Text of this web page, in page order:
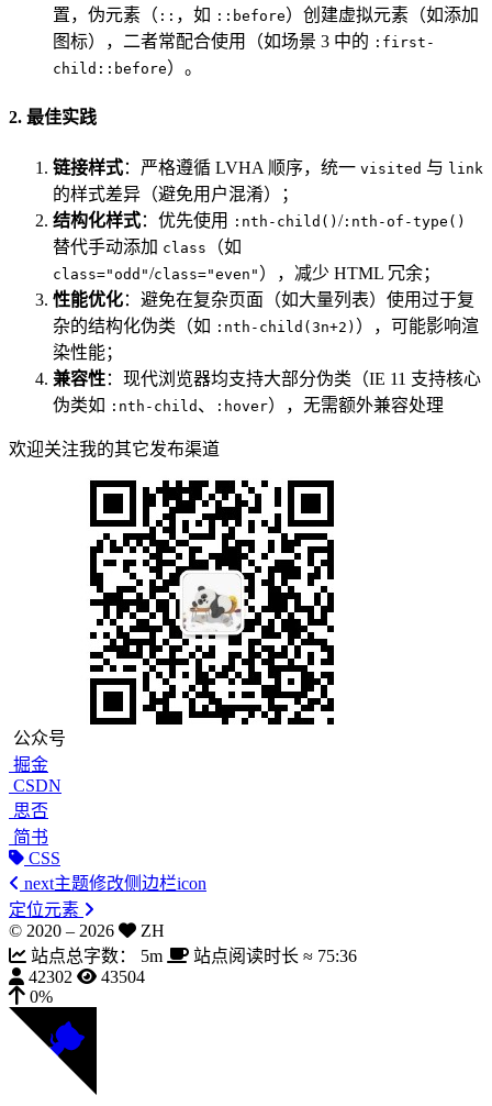
置，伪元素（ :: ，如 ::before）创建虚拟元素（如添加
图标），二者常配合使用（如场景 3 中的 :first-
child::before）。
2. 最佳实践
链接样式：严格遵循 LVHA 顺序，统一 visited 与 link
的样式差异（避免用户混淆）；
结构化样式：优先使用 :nth-child() /:nth-of-type()
替代手动添加 class （如
class="odd"/class="even" ），减少 HTML 冗余；
性能优化：避免在复杂页面（如大量列表）使用过于复
杂的结构化伪类（如 :nth-child(3n+2) ），可能影响渲
染性能；
兼容性：现代浏览器均支持大部分伪类（IE 11 支持核心
伪类如 :nth-child 、 :hover），无需额外兼容处理
欢迎关注我的其它发布渠道
公众号
掘金
CSDN
思否
简书
CSS
next主题修改侧边栏icon
定位元素
© 2020 – 2026
ZH
站点总字数：
5m 站点阅读时长 ≈ 75:36
42302
43504
0%